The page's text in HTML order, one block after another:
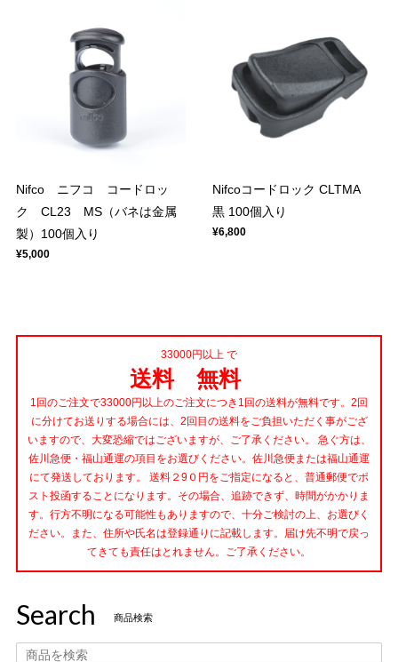
Nifco ニフコ コードロッ
ク CL23 MS（バネは金属
製）100個入り
¥5,000
Nifcoコードロック CLTMA
黒 100個入り
¥6,800
33000円以上 で
送料 無料
1回のご注文で33000円以上のご注文につき1回の送料が無料です。2回
に分けてお送りする場合には、2回目の送料をご負担いただく事がござ
いますので、大変恐縮ではございますが、ご了承ください。 急ぐ方は、
佐川急便・福山通運の項目をお選びください。佐川急便または福山通運
にて発送しております。 送料２9０円をご指定になると、普通郵便でポ
スト投函することになります。その場合、追跡できず、時間がかかりま
す。行方不明になる可能性もありますので、十分ご検討の上、お選びく
ださい。また、住所や氏名は登録通りに記載します。届け先不明で戻っ
てきても責任はとれません。ご了承ください。
Search 商品検索